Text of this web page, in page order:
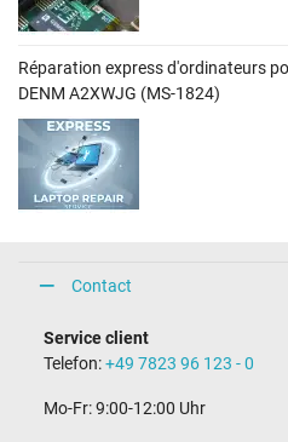
Réparation express d'ordinateurs
DENM A2XWJG (MS-1824)
Contact
Service client
Telefon:+49 7823 96 123 - 0
Mo-Fr: 9:00-12:00 Uhr